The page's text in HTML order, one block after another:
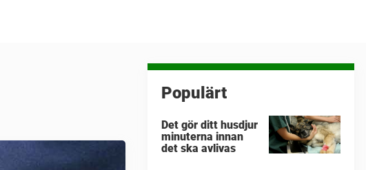
Populärt
Det gör ditt husdjur
minuterna innan
det ska avlivas